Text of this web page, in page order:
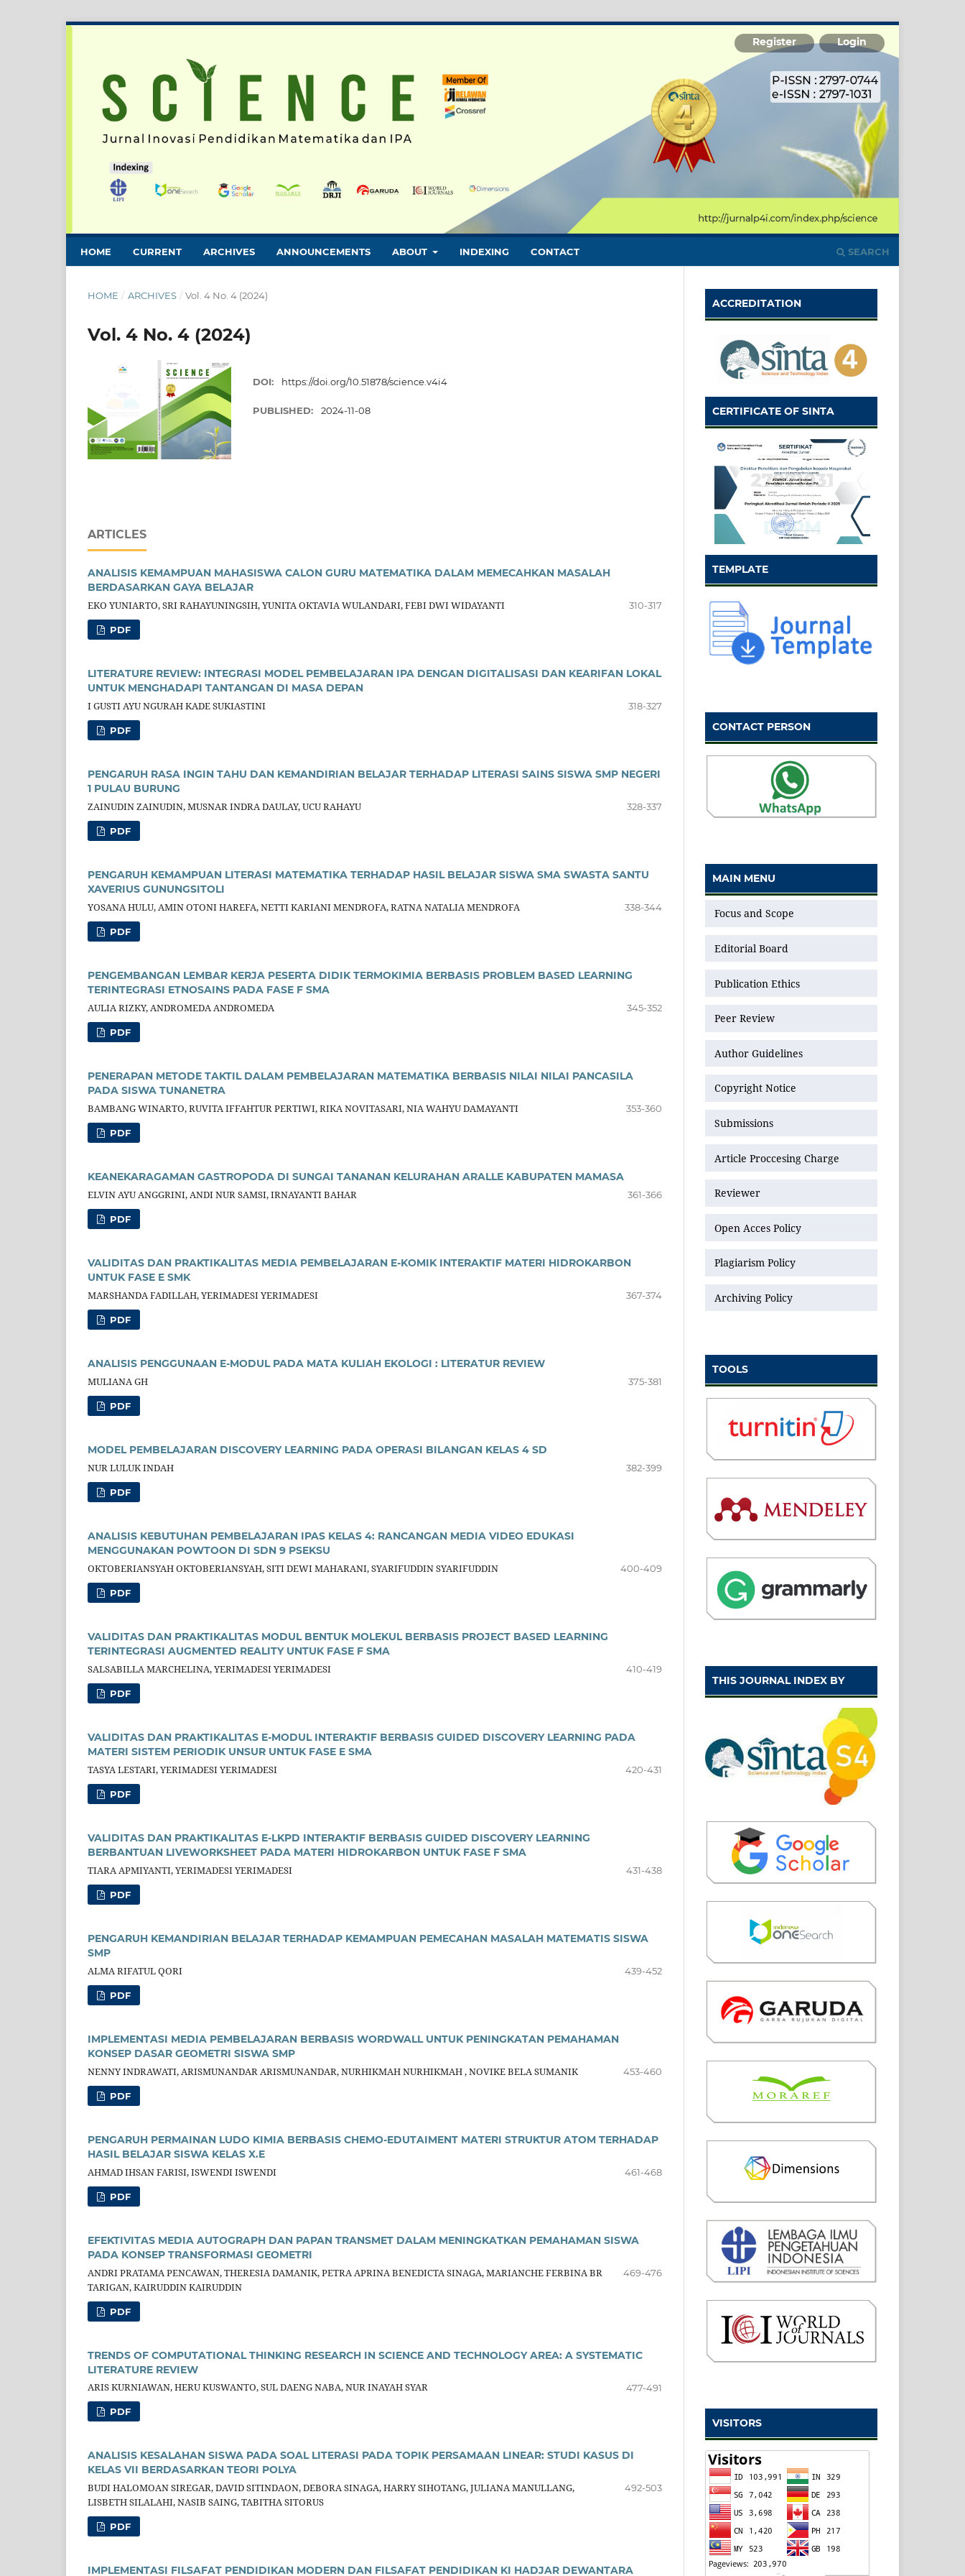
HOME CURRENT ARCHIVES ANNOUNCEMENTS ABOUT INDEXING CONTACT SEARCH
Register Login
HOME / ARCHIVES / Vol. 4 No. 4 (2024)
Vol. 4 No. 4 (2024)
DOI: https://doi.org/10.51878/science.v4i4
PUBLISHED: 2024-11-08
ARTICLES
ANALISIS KEMAMPUAN MAHASISWA CALON GURU MATEMATIKA DALAM MEMECAHKAN MASALAH
BERDASARKAN GAYA BELAJAR
EKO YUNIARTO, SRI RAHAYUNINGSIH, YUNITA OKTAVIA WULANDARI, FEBI DWI WIDAYANTI
310-317
PDF
LITERATURE REVIEW: INTEGRASI MODEL PEMBELAJARAN IPA DENGAN DIGITALISASI DAN KEARIFAN LOKAL
UNTUK MENGHADAPI TANTANGAN DI MASA DEPAN
I GUSTI AYU NGURAH KADE SUKIASTINI
318-327
PDF
PENGARUH RASA INGIN TAHU DAN KEMANDIRIAN BELAJAR TERHADAP LITERASI SAINS SISWA SMP NEGERI
1 PULAU BURUNG
ZAINUDIN ZAINUDIN, MUSNAR INDRA DAULAY, UCU RAHAYU
328-337
PDF
PENGARUH KEMAMPUAN LITERASI MATEMATIKA TERHADAP HASIL BELAJAR SISWA SMA SWASTA SANTU
XAVERIUS GUNUNGSITOLI
YOSANA HULU, AMIN OTONI HAREFA, NETTI KARIANI MENDROFA, RATNA NATALIA MENDROFA
338-344
PDF
PENGEMBANGAN LEMBAR KERJA PESERTA DIDIK TERMOKIMIA BERBASIS PROBLEM BASED LEARNING
TERINTEGRASI ETNOSAINS PADA FASE F SMA
AULIA RIZKY, ANDROMEDA ANDROMEDA
345-352
PDF
PENERAPAN METODE TAKTIL DALAM PEMBELAJARAN MATEMATIKA BERBASIS NILAI NILAI PANCASILA
PADA SISWA TUNANETRA
BAMBANG WINARTO, RUVITA IFFAHTUR PERTIWI, RIKA NOVITASARI, NIA WAHYU DAMAYANTI
353-360
PDF
KEANEKARAGAMAN GASTROPODA DI SUNGAI TANANAN KELURAHAN ARALLE KABUPATEN MAMASA
ELVIN AYU ANGGRINI, ANDI NUR SAMSI, IRNAYANTI BAHAR
361-366
PDF
VALIDITAS DAN PRAKTIKALITAS MEDIA PEMBELAJARAN E-KOMIK INTERAKTIF MATERI HIDROKARBON
UNTUK FASE E SMK
MARSHANDA FADILLAH, YERIMADESI YERIMADESI
367-374
PDF
ANALISIS PENGGUNAAN E-MODUL PADA MATA KULIAH EKOLOGI : LITERATUR REVIEW
MULIANA GH
375-381
PDF
MODEL PEMBELAJARAN DISCOVERY LEARNING PADA OPERASI BILANGAN KELAS 4 SD
NUR LULUK INDAH
382-399
PDF
ANALISIS KEBUTUHAN PEMBELAJARAN IPAS KELAS 4: RANCANGAN MEDIA VIDEO EDUKASI
MENGGUNAKAN POWTOON DI SDN 9 PSEKSU
OKTOBERIANSYAH OKTOBERIANSYAH, SITI DEWI MAHARANI, SYARIFUDDIN SYARIFUDDIN
400-409
PDF
VALIDITAS DAN PRAKTIKALITAS MODUL BENTUK MOLEKUL BERBASIS PROJECT BASED LEARNING
TERINTEGRASI AUGMENTED REALITY UNTUK FASE F SMA
SALSABILLA MARCHELINA, YERIMADESI YERIMADESI
410-419
PDF
VALIDITAS DAN PRAKTIKALITAS E-MODUL INTERAKTIF BERBASIS GUIDED DISCOVERY LEARNING PADA
MATERI SISTEM PERIODIK UNSUR UNTUK FASE E SMA
TASYA LESTARI, YERIMADESI YERIMADESI
420-431
PDF
VALIDITAS DAN PRAKTIKALITAS E-LKPD INTERAKTIF BERBASIS GUIDED DISCOVERY LEARNING
BERBANTUAN LIVEWORKSHEET PADA MATERI HIDROKARBON UNTUK FASE F SMA
TIARA APMIYANTI, YERIMADESI YERIMADESI
431-438
PDF
PENGARUH KEMANDIRIAN BELAJAR TERHADAP KEMAMPUAN PEMECAHAN MASALAH MATEMATIS SISWA
SMP
ALMA RIFATUL QORI
439-452
PDF
IMPLEMENTASI MEDIA PEMBELAJARAN BERBASIS WORDWALL UNTUK PENINGKATAN PEMAHAMAN
KONSEP DASAR GEOMETRI SISWA SMP
NENNY INDRAWATI, ARISMUNANDAR ARISMUNANDAR, NURHIKMAH NURHIKMAH , NOVIKE BELA SUMANIK
453-460
PDF
PENGARUH PERMAINAN LUDO KIMIA BERBASIS CHEMO-EDUTAIMENT MATERI STRUKTUR ATOM TERHADAP
HASIL BELAJAR SISWA KELAS X.E
AHMAD IHSAN FARISI, ISWENDI ISWENDI
461-468
PDF
EFEKTIVITAS MEDIA AUTOGRAPH DAN PAPAN TRANSMET DALAM MENINGKATKAN PEMAHAMAN SISWA
PADA KONSEP TRANSFORMASI GEOMETRI
ANDRI PRATAMA PENCAWAN, THERESIA DAMANIK, PETRA APRINA BENEDICTA SINAGA, MARIANCHE FERBINA BR
TARIGAN, KAIRUDDIN KAIRUDDIN
469-476
PDF
TRENDS OF COMPUTATIONAL THINKING RESEARCH IN SCIENCE AND TECHNOLOGY AREA: A SYSTEMATIC
LITERATURE REVIEW
ARIS KURNIAWAN, HERU KUSWANTO, SUL DAENG NABA, NUR INAYAH SYAR
477-491
PDF
ANALISIS KESALAHAN SISWA PADA SOAL LITERASI PADA TOPIK PERSAMAAN LINEAR: STUDI KASUS DI
KELAS VII BERDASARKAN TEORI POLYA
BUDI HALOMOAN SIREGAR, DAVID SITINDAON, DEBORA SINAGA, HARRY SIHOTANG, JULIANA MANULLANG,
LISBETH SILALAHI, NASIB SAING, TABITHA SITORUS
492-503
PDF
IMPLEMENTASI FILSAFAT PENDIDIKAN MODERN DAN FILSAFAT PENDIDIKAN KI HADJAR DEWANTARA
ACCREDITATION
CERTIFICATE OF SINTA
TEMPLATE
CONTACT PERSON
MAIN MENU
Focus and Scope
Editorial Board
Publication Ethics
Peer Review
Author Guidelines
Copyright Notice
Submissions
Article Proccesing Charge
Reviewer
Open Acces Policy
Plagiarism Policy
Archiving Policy
TOOLS
THIS JOURNAL INDEX BY
VISITORS